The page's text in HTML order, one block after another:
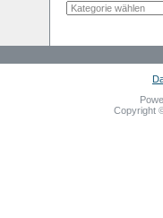
Copyright